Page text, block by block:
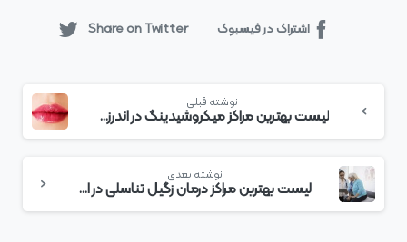
اشتراک در فیسبوک Share on Twitter
بخوانید
نوشته قبلی
لیست بهترین مراکز میکروشیدینگ در اندرزگو + هزینه میکروشیدینگ
نوشته بعدی
لیست بهترین مراکز درمان زگیل تناسلی در اندرزگو + هزینه درمان زگیل تناسلی